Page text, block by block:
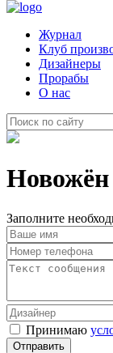
Журнал
Клуб
Дизайнеры
Прорабы
О нас
Заполните
Принимаю